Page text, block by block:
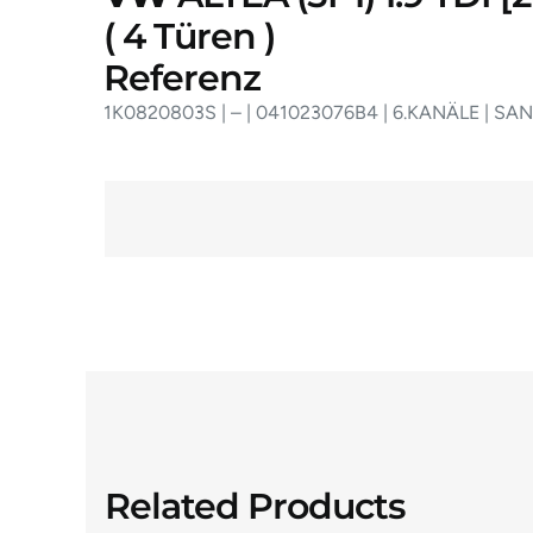
(4Türen )
Referenz
1K0820803S | – | 041023076B4 | 6.KANÄLE |
Related Products